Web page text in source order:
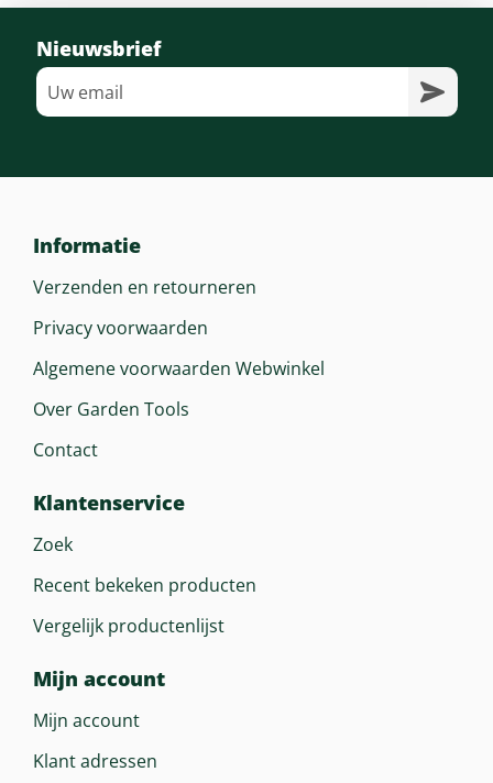
Nieuwsbrief
Informatie
Verzenden en retourneren
Privacy voorwaarden
Algemene voorwaarden Webwinkel
Over Garden Tools
Contact
Klantenservice
Zoek
Recent bekeken producten
Vergelijk productenlijst
Mijn account
Mijn account
Klant adressen